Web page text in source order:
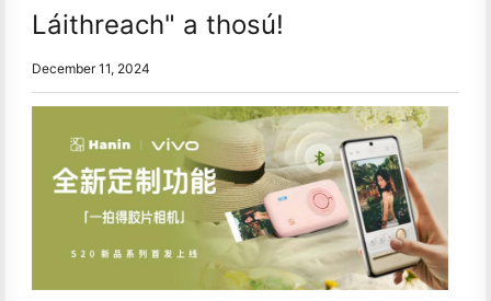
Láithreach" a thosú!
December 11, 2024